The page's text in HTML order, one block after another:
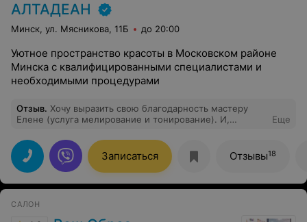
АЛТАДЕАН
Минск, ул. Мясникова, 11Б до 20:00
Уютное пространство красоты в Московском районе
Минска с квалифицированными специалистами и
необходимыми процедурами
Отзыв. Хочу выразить свою благодарность мастеру
Елене (услуга мелирование и тонирование). И,
объективное разрешение спорного вопроса.
Рекомендую данный салон.
Еще
Записаться Отзывы18
САЛОН